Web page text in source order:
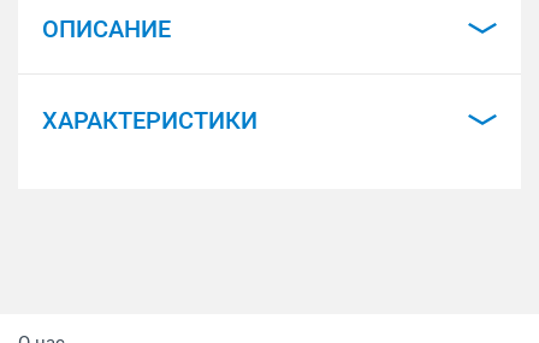
ОПИСАНИЕ
ХАРАКТЕРИСТИКИ